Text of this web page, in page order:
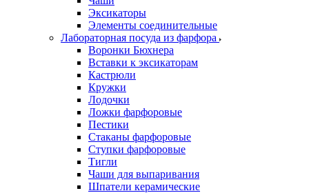
Эксикаторы
Элементы соединительные
Лабораторная посуда из фарфора
Воронки Бюхнера
Вставки к эксикаторам
Кастрюли
Кружки
Лодочки
Ложки фарфоровые
Пестики
Стаканы фарфоровые
Ступки фарфоровые
Тигли
Чаши для выпаривания
Шпатели керамические